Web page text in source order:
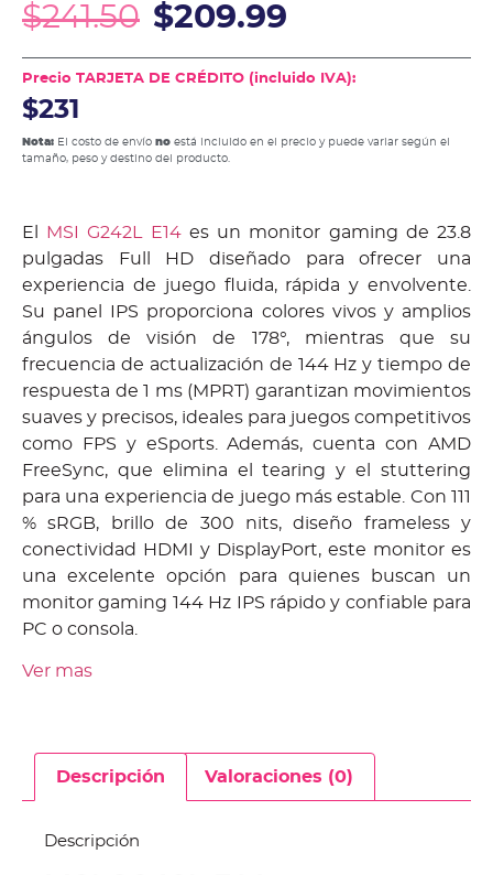
$241.50 $209.99
Precio TARJETA DE CRÉDITO (incluido IVA):
$231
Nota: El costo de envío no está incluido en el precio y puede variar según el
tamaño, peso y destino del producto.
El MSI G242L E14es un monitor gaming de 23.8
pulgadas Full HD diseñado para ofrecer una
experiencia de juego fluida, rápida y envolvente.
Su panel IPS proporciona colores vivos y amplios
ángulos de visión de 178°, mientras que su
frecuencia de actualización de 144 Hz y tiempo de
respuesta de 1 ms (MPRT) garantizan movimientos
suaves y precisos, ideales para juegos competitivos
como FPS y eSports. Además, cuenta con AMD
FreeSync, que elimina el tearing y el stuttering
para una experiencia de juego más estable. Con 111
% sRGB, brillo de 300 nits, diseño frameless y
conectividad HDMI y DisplayPort, este monitor es
una excelente opción para quienes buscan un
monitor gaming 144 Hz IPS rápido y confiable para
PC o consola.
Ver mas
Descripción Valoraciones (0)
Descripción